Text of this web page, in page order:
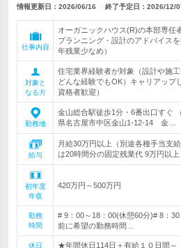
情報更新日：2026/06/16 終了予定日： 2026/12/
仕事内容
オーガニックハウス(R)の本部専任
プランニング・設計のアドバイス
年残業少なめ）
対象と
なる方
住宅業界経験者が対象（設計や施
どんな経験でもOK）キャリアッ
資格者歓迎）
勤務地
金山総合駅徒歩1分・6番出口すぐ
県名古屋市中区金山1-12-14 金…
給与
月給30万円以上（別途各種手当支
は20時間分の固定残業代 9万円以
初年度
年収
420万円～500万円
勤務
時間
# 9：00～18：00(休憩60分)# 8：
前に希望の勤務時間…
休日
★年間休日114日＋有給１０日間～